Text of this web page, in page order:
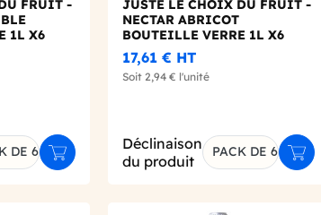
FRUIT -
1L X6
DE 6 Ajouter au panier
JUSTE LE CHOIX DU FRUIT -
NECTAR ABRICOT
BOUTEILLE VERRE 1L X6
17,61 € HT
Soit 2,94 € l'unité
Déclinaison
du produit
PACK DE 6